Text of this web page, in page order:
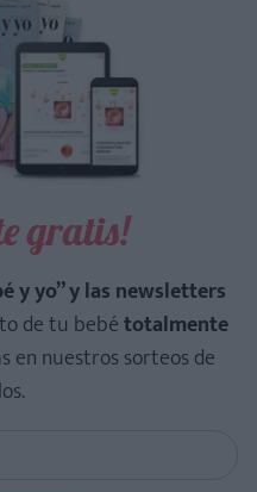
gratis!
y yo” y las newsletters
de tu bebétotalmente
en nuestros sorteos de